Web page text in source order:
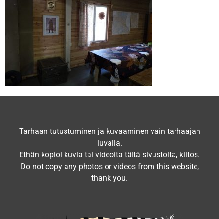
Tarhaan tutustuminen ja kuvaaminen vain tarhaajan
luvalla.
Ethän kopioi kuvia tai videoita tältä sivustolta, kiitos.
Do not copy any photos or videos from this website,
thank you.